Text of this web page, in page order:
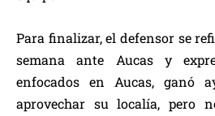
Para finalizar, el defensor se
semana ante Aucas y
enfocados en Aucas, ganó
aprovechar su localía, pero